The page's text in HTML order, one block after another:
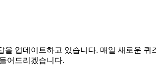
업데이트하고 있습니다. 매일 새로운 퀴
어드리겠습니다.